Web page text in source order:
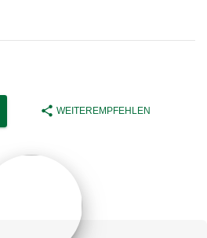
share WEITEREMPFEHLEN